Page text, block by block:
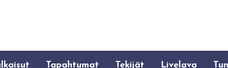
Tapahtumat Tekijät Livelava